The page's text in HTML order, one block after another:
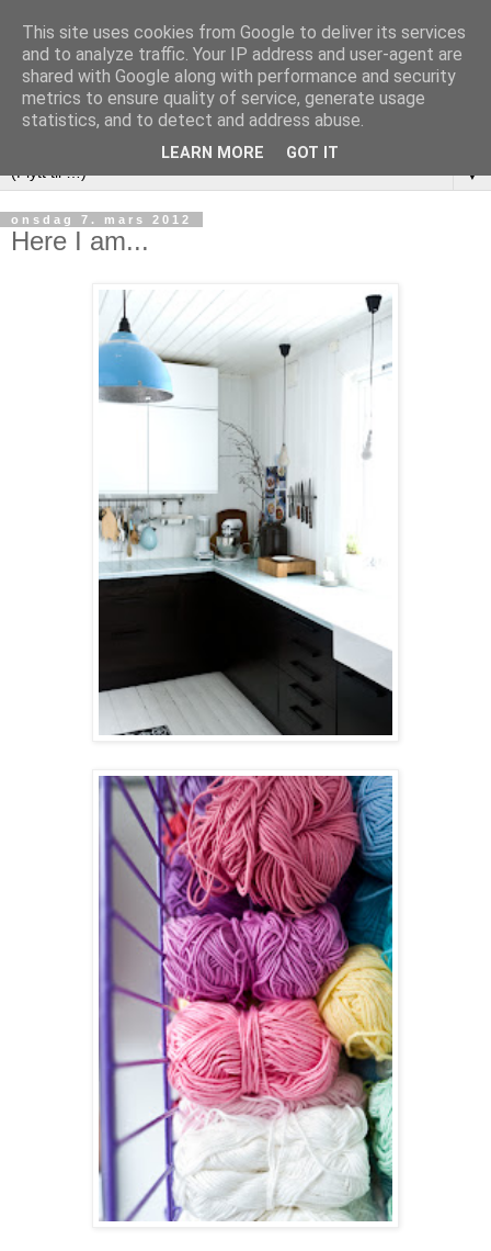
▼
onsdag 7. mars 2012
Here I am...
This site uses cookies from Google to deliver its services
and to analyze traffic. Your IP address and user-agent are
shared with Google along with performance and security
metrics to ensure quality of service, generate usage
statistics, and to detect and address abuse.
LEARN MORE GOT IT